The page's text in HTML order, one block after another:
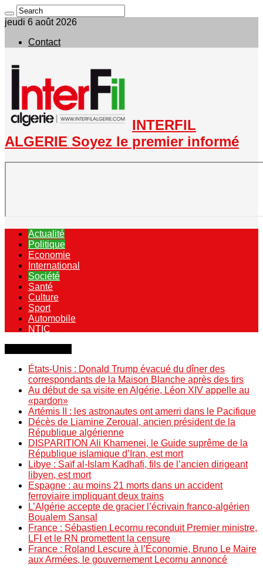
jeudi 6 août 2026
Contact
INTERFIL
ALGERIE Soyez le premier informé
Actualité
Politique
Economie
International
Société
Santé
Culture
Sport
Automobile
NTIC
États-Unis : Donald Trump évacué du dîner des
correspondants de la Maison Blanche après des tirs
Au début de sa visite en Algérie, Léon XIV appelle au
«pardon»
Artémis II : les astronautes ont amerri dans le Pacifique
Décès de Liamine Zeroual, ancien président de la
République algérienne
DISPARITION Ali Khamenei, le Guide suprême de la
République islamique d’Iran, est mort
Libye : Saïf al-Islam Kadhafi, fils de l’ancien dirigeant
libyen, est mort
Espagne : au moins 21 morts dans un accident
ferroviaire impliquant deux trains
L’Algérie accepte de gracier l’écrivain franco-algérien
Boualem Sansal
France : Sébastien Lecornu reconduit Premier ministre,
LFI et le RN promettent la censure
France : Roland Lescure à l’Économie, Bruno Le Maire
aux Armées, le gouvernement Lecornu annoncé